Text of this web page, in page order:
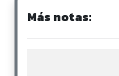
Más notas: